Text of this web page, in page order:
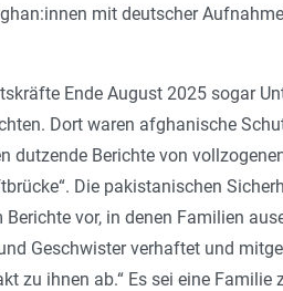
mit deutscher
Ende August 2025 sogar
Dort waren afghanische
dutzende Berichte von
Die pakistanischen
vor, in denen Familien
Geschwister verhaftet und
zu ihnen ab.“ Es sei eine Familie